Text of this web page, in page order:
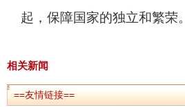
起，保障国家的独立和繁荣。
相关新闻
==友情链接==